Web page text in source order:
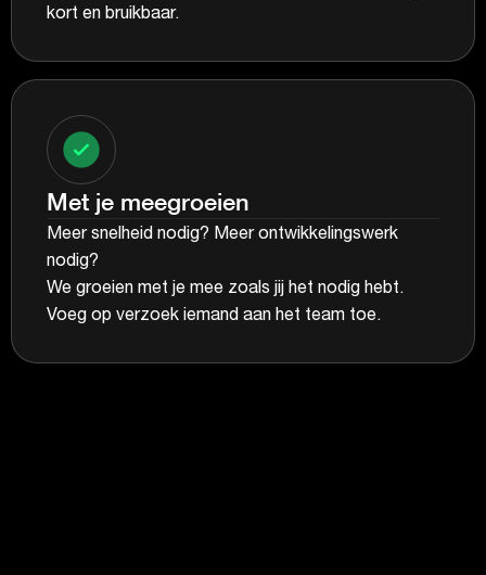
kort en bruikbaar.
Meer snelheid nodig? Meer ontwikkelingswerk
nodig?
We groeien met je mee zoals jij het nodig hebt.
Voeg op verzoek iemand aan het team toe.
Met je meegroeien